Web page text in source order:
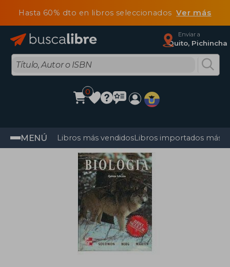
Hasta 60% dto en libros seleccionadosVer más
Enviar a
Quito, Pichincha
0
MENÚ Libros más vendidosLibros importados más